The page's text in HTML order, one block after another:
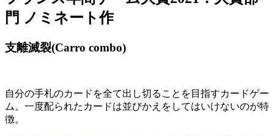
門 ノミネート作
支離滅裂(Carro combo)
自分の手札のカードを全て出し切ることを目指すカードゲー
ム。一度配られたカードは並びかえをしてはいけないのが特
徴。